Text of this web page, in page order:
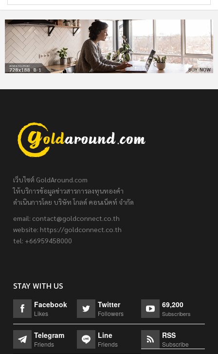
เว็บไซต์ GoldAround.com
ให้บริการข้อมูลข่าวสารการลงทุนทองคำ
ดำเนินการโดย บริษัท โกลด์ คอนเน็คท์ จำกัด
email: contact@goldconnect.co.th
website: https://goldconnect.co.th
tel: +66959458000
STAY WITH US
Facebook
Likes
Twitter
Followers
69,200
Subscribers
Telegram
Friends
Line
Friends
RSS
Subscribe